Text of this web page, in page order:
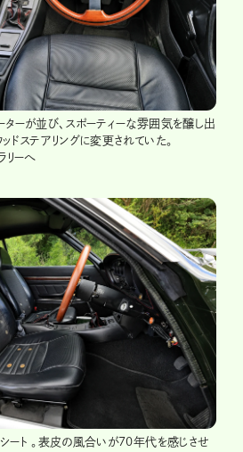
ーが並び、スポーティーな雰囲気を醸し出
ドステアリングに変更されていた。
リーへ
ート 。表皮の風合いが70年代を感じさせ